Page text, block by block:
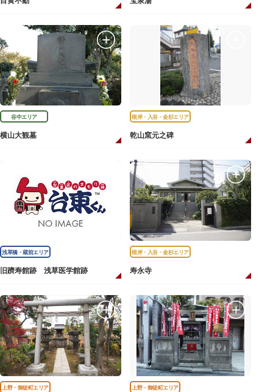
谷中エリア
横山大観墓
根岸・入谷・金杉エリア
乾山窯元之碑
浅草橋・蔵前エリア
旧躋寿館跡 浅草医学館跡
根岸・入谷・金杉エリア
寿永寺
上野・御徒町エリア 上野・御徒町エリア